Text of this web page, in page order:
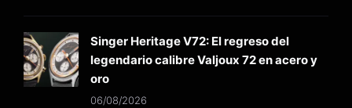
Singer Heritage V72: El regreso del
legendario calibre Valjoux 72 en acero y
oro
06/08/2026